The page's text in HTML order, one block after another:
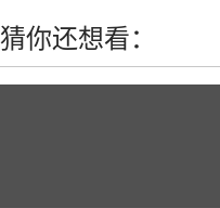
猜你还想看：